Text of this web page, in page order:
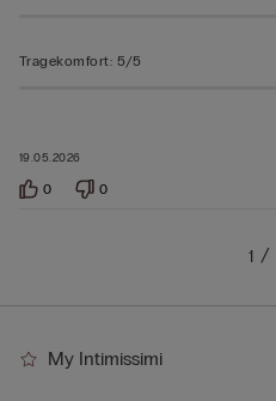
19.05.2026
Tragekomfort: 5/5
0 0
1
My Intimissimi